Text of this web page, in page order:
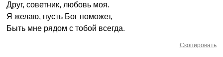
Друг, советник, любовь моя.
Я желаю, пусть Бог поможет,
Быть мне рядом с тобой всегда.
Скопировать